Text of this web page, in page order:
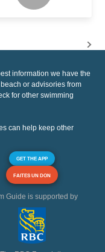
information we have the
or advisories from
for other swimming
can help keep other
GET THE APP
FAITES UN DON
Guide is supported by